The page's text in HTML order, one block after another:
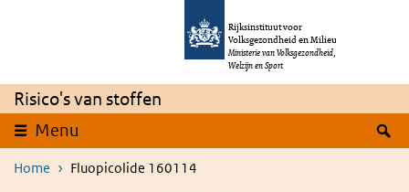
Overslaan en naar de inhoud gaan
Rijksinstituut voor
Volksgezondheid en Milieu
Ministerie van Volksgezondheid,
Welzijn en Sport
Risico's van stoffen
Menu
Home Fluopicolide 160114